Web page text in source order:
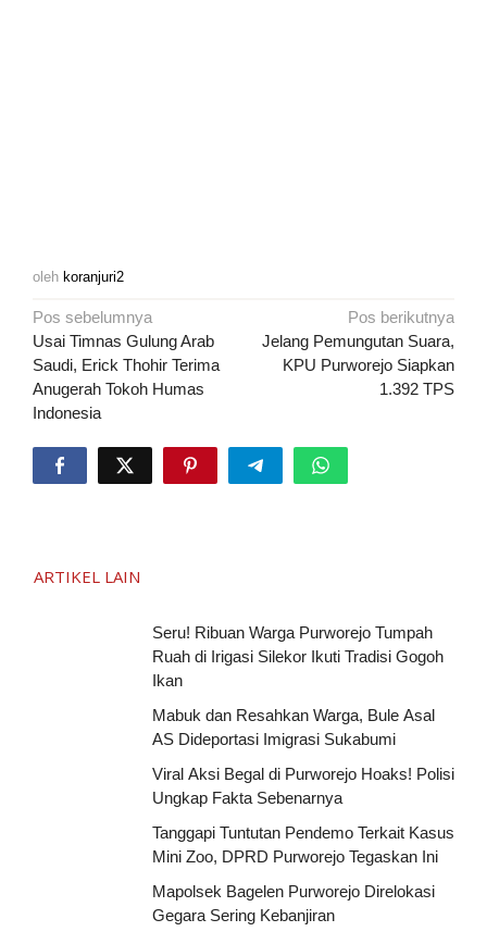
oleh koranjuri2
Navigasi
pos
Pos sebelumnya
Usai Timnas Gulung Arab
Saudi, Erick Thohir Terima
Anugerah Tokoh Humas
Indonesia
Pos berikutnya
Jelang Pemungutan Suara,
KPU Purworejo Siapkan
1.392 TPS
ARTIKEL LAIN
Seru! Ribuan Warga Purworejo Tumpah
Ruah di Irigasi Silekor Ikuti Tradisi Gogoh
Ikan
Mabuk dan Resahkan Warga, Bule Asal
AS Dideportasi Imigrasi Sukabumi
Viral Aksi Begal di Purworejo Hoaks! Polisi
Ungkap Fakta Sebenarnya
Tanggapi Tuntutan Pendemo Terkait Kasus
Mini Zoo, DPRD Purworejo Tegaskan Ini
Mapolsek Bagelen Purworejo Direlokasi
Gegara Sering Kebanjiran